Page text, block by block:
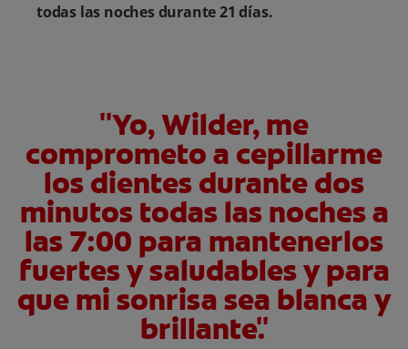
todas las noches durante 21 días.
"Yo, Wilder, me
comprometo a cepillarme
los dientes durante dos
minutos todas las noches a
las 7:00 para mantenerlos
fuertes y saludables y para
que mi sonrisa sea blanca y
brillante."